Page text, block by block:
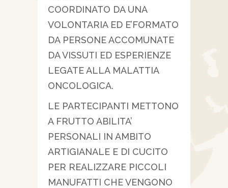
COORDINATO DA UNA
VOLONTARIA ED E’FORMATO
DA PERSONE ACCOMUNATE
DA VISSUTI ED ESPERIENZE
LEGATE ALLA MALATTIA
ONCOLOGICA.
LE PARTECIPANTI METTONO
A FRUTTO ABILITA’
PERSONALI IN AMBITO
ARTIGIANALE E DI CUCITO
PER REALIZZARE PICCOLI
MANUFATTI CHE VENGONO